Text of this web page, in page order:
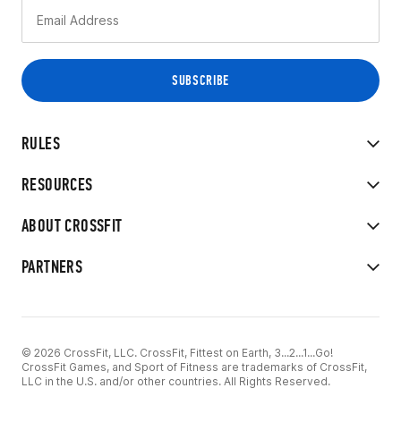
RULES
RESOURCES
ABOUT CROSSFIT
PARTNERS
© 2026 CrossFit, LLC. CrossFit, Fittest on Earth, 3...2...1...Go!
CrossFit Games, and Sport of Fitness are trademarks of CrossFit,
LLC in the U.S. and/or other countries. All Rights Reserved.